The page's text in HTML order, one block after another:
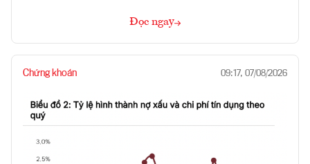
Đọc ngay
Chứng khoán 09:17, 07/08/2026